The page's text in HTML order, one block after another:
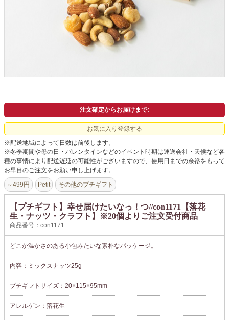
よくあるご質問
ドメイン指定受信について
無料サンプル・資料請求
お問合せ
注文確定からお届けまで:
お気に入り登録する
※配送地域によって日数は前後します。
※冬季期間や母の日・バレンタインなどのイベント時期は運送会社・天候など各
種の事情により配送遅延の可能性がございますので、使用日までの余裕をもって
お早目のご注文をお願い申し上げます。
～499円 Petit その他のプチギフト
【プチギフト】幸せ届けたいなっ！つ//con1171【落花
生・ナッツ・クラフト】※20個よりご注文受付商品
商品番号：con1171
どこか温かさのある小包みたいな素朴なパッケージ。
内容：ミックスナッツ25g
プチギフトサイズ：20×115×95mm
アレルゲン：落花生